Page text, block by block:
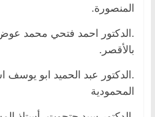
المنصورة.
.الدكتور احمد فتحي محمد
بالأقصر.
.الدكتور عبد الحميد ابو يوسف
المحمودية